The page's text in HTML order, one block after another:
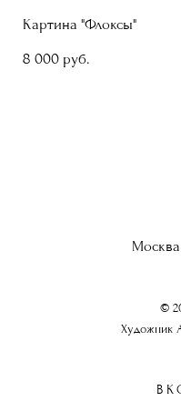
Картина "Флоксы"
8 000 pуб.
©
Художник